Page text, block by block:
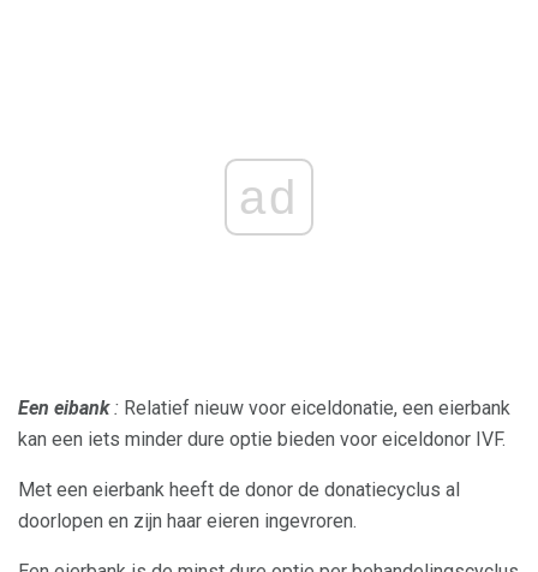
ad
Een eibank: Relatief nieuw voor eiceldonatie, een eierbank
kan een iets minder dure optie bieden voor eiceldonor IVF.
Met een eierbank heeft de donor de donatiecyclus al
doorlopen en zijn haar eieren ingevroren.